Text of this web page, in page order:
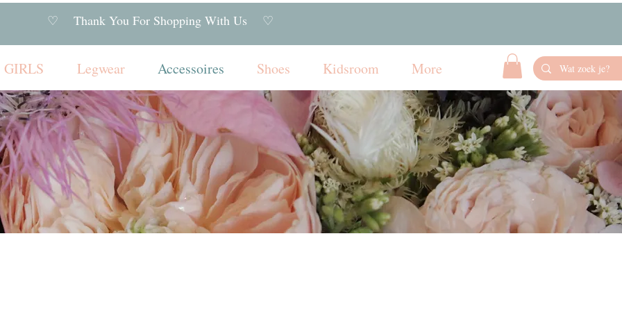
♡ Thank You For Shopping With Us ♡
GIRLS Legwear Accessoires Shoes Kidsroom More